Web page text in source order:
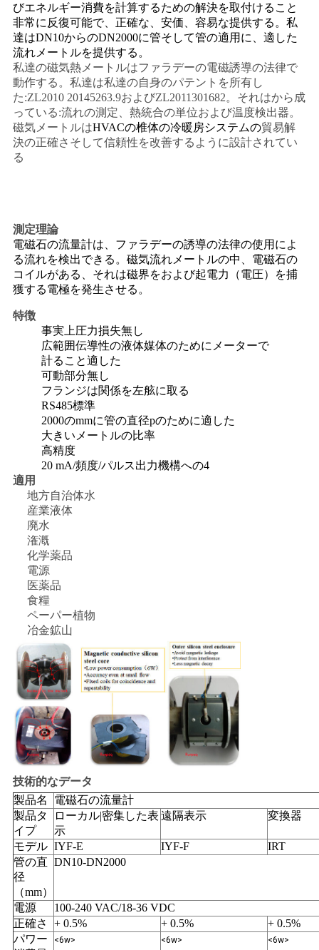
い
ニ
ュ
ー
ス
用
を
要
求
地
PRIVACY
POLICY
びエネルギー消費を計算するための解決を取付けること
非常に反復可能で、正確な、安価、容易な提供する。私
達はDN10からのDN2000に管そして管の適用に、適した
流れメートルを提供する。
私達の磁気熱メートルはファラデーの電磁誘導の法律で
動作する。私達は私達の自身のパテントを所有し
た:ZL2010 20145263.9およびZL2011301682。それはから成
っている:流れの測定、熱統合の単位および温度検出器。
磁気メートルはHVACの椎体の冷暖房システムの貿易解
決の正確さそして信頼性を改善するように設計されてい
る
測定理論
電磁石の流量計は、ファラデーの誘導の法律の使用によ
る流れを検出できる。磁気流れメートルの中、電磁石の
コイルがある、それは磁界をおよび起電力（電圧）を捕
獲する電極を発生させる。
特徴
事実上圧力損失無し
広範囲伝導性の液体媒体のためにメーターで
計ること適した
可動部分無し
フランジは関係を左舷に取る
RS485標準
2000のmmに管の直径pのために適した
大きいメートルの比率
高精度
20 mA/頻度/パルス出力機構への4
適用
地方自治体水
産業液体
廃水
潅漑
化学薬品
電源
医薬品
食糧
ペーパー植物
冶金鉱山
技術的なデータ
製品名
電磁石の流量計
製品タ
イプ
ローカル|密集した表
示
遠隔表示 変換器
モデル IYF-E IYF-F
IRT
管の直
径
（mm）
DN10-DN2000
電源
100-240 VAC/18-36 VDC
正確さ
+ 0.5% + 0.5%
+ 0.5%
パワー
<6w> <6w> <6w>